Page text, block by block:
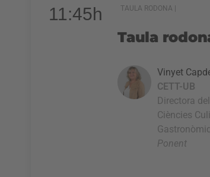
11:45h TAULA RODONA |
Taula
Vinyet
CETT-UB
Directora
Ciències
Ponent